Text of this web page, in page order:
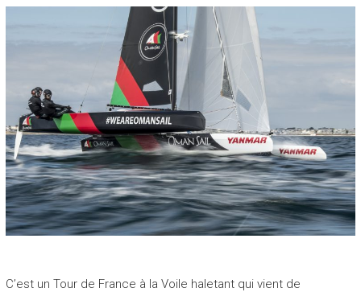
C’est un Tour de France à la Voile haletant qui vient de